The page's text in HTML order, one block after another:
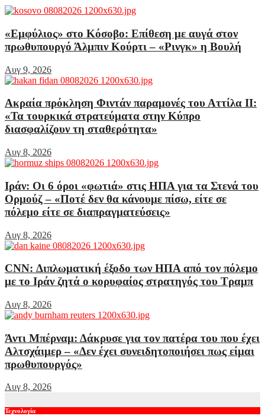
«Εμφύλιος» στο Κόσοβο: Επίθεση με αυγά στον
πρωθυπουργό Άλμπιν Κούρτι – «Ρινγκ» η Βουλή
Αυγ 9, 2026
Ακραία πρόκληση Φιντάν παραμονές του Αττίλα ΙΙ:
«Τα τουρκικά στρατεύματα στην Κύπρο
διασφαλίζουν τη σταθερότητα»
Αυγ 8, 2026
Ιράν: Οι 6 όροι «φωτιά» στις ΗΠΑ για τα Στενά του
Ορμούζ – «Ποτέ δεν θα κάνουμε πίσω, είτε σε
πόλεμο είτε σε διαπραγματεύσεις»
Αυγ 8, 2026
CNN: Διπλωματική έξοδο των ΗΠΑ από τον πόλεμο
με το Ιράν ζητά ο κορυφαίος στρατηγός του Τραμπ
Αυγ 8, 2026
Άντι Μπέρναμ: Δάκρυσε για τον πατέρα του που έχει
Αλτσχάιμερ – «Δεν έχει συνειδητοποιήσει πως είμαι
πρωθυπουργός»
Αυγ 8, 2026
Τεχνολογία